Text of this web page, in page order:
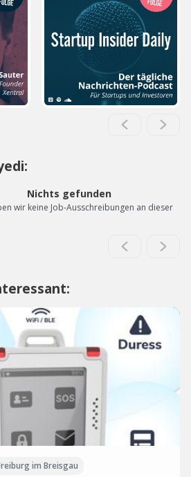
Nichts gefunden
wir keine Job-Ausschreibungen an dieser
im Breisgau